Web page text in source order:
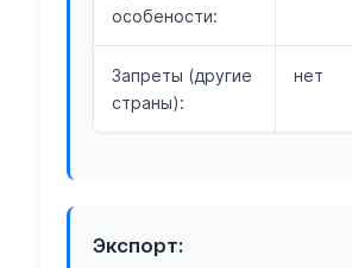
особености:
Запреты (другие
страны):
нет
Экспорт: